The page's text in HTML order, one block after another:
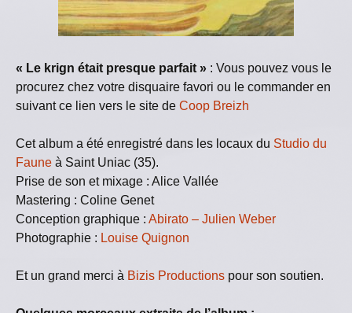
« Le krign était presque parfait » : Vous pouvez vous le
procurez chez votre disquaire favori ou le commander en
suivant ce lien vers le site de Coop Breizh
Cet album a été enregistré dans les locaux du Studio du
Faune à Saint Uniac (35).
Prise de son et mixage : Alice Vallée
Mastering : Coline Genet
Conception graphique : Abirato – Julien Weber
Photographie : Louise Quignon
Et un grand merci à Bizis Productions pour son soutien.